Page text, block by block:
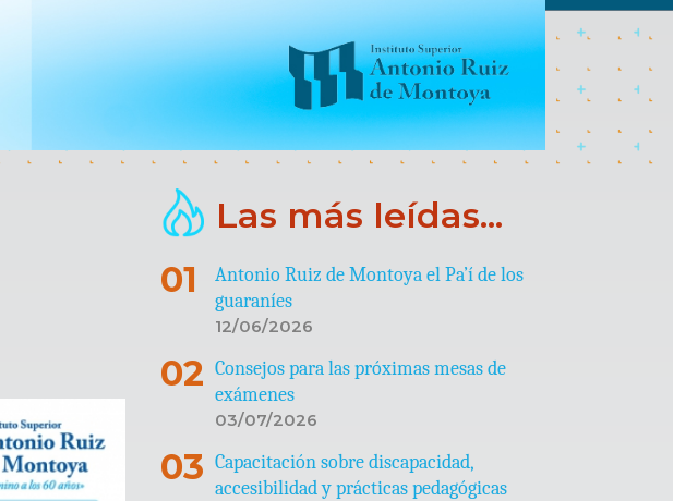
Las más leídas...
Antonio Ruiz de Montoya el Pa’í de los
guaraníes
12/06/2026
Consejos para las próximas mesas de
exámenes
03/07/2026
Capacitación sobre discapacidad,
accesibilidad y prácticas pedagógicas